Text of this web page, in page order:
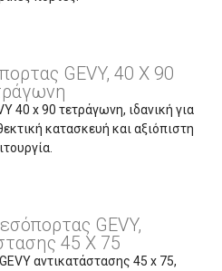
GEVY, 40 X 90
40 x 90 τετράγωνη, ιδανική για
κατασκευή και αξιόπιστη
GEVY,
45 Χ 75
αντικατάστασης 45 x 75,